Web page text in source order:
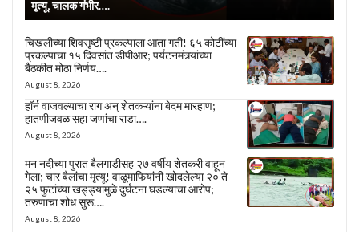
मृत्यू, चालक गंभीर….
चिखलीच्या शिवसृष्टी प्रकल्पाला आता गती! ६५ कोटींच्या
प्रकल्पाचा १५ दिवसांत डीपीआर; पर्यटनमंत्र्यांच्या
बैठकीत मोठा निर्णय….
August 8, 2026
हॉर्न वाजवल्याचा राग अन् शेतकऱ्यांना बेदम मारहाण;
हातणीजवळ सहा जणांचा राडा….
August 8, 2026
मन नदीच्या पुरात बैलगाडीसह २७ वर्षीय शेतकरी वाहून
गेला; चार बैलांचा मृत्यू! वाळूमाफियांनी खोदलेल्या २० ते
२५ फुटांच्या खड्ड्यांमुळे दुर्घटना घडल्याचा आरोप;
तरुणाचा शोध सुरू….
August 8, 2026